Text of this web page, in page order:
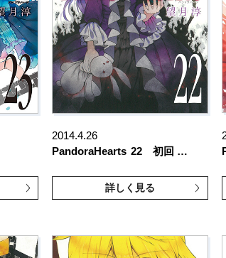
2014.4.26
PandoraHearts 22 初回 …
詳しく見る